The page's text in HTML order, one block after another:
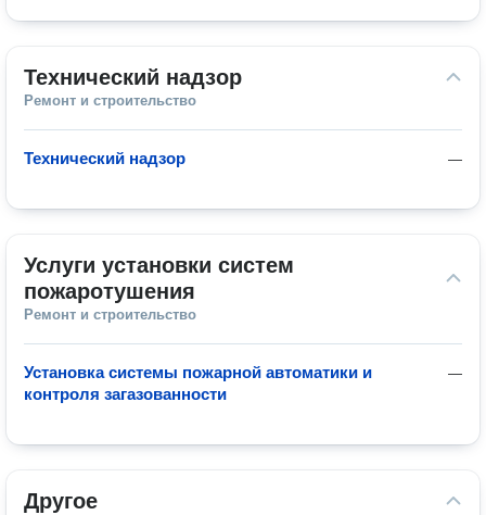
Технический надзор
Ремонт и строительство
—
Технический надзор
Услуги установки систем
пожаротушения
Ремонт и строительство
—
Установка системы пожарной автоматики и
контроля загазованности
Другое